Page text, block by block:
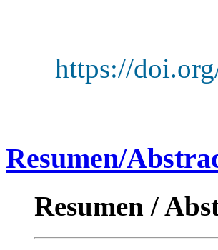
https://
Resumen/
Resumen /